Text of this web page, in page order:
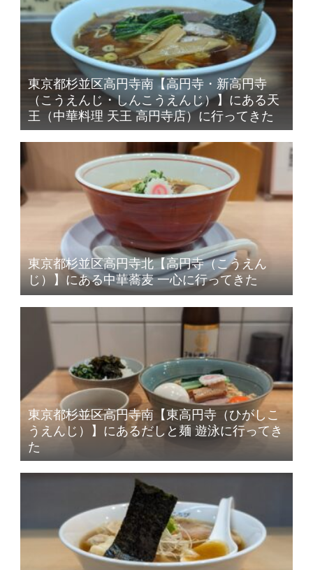
東京都杉並区高円寺南【高円寺・新高円寺
（こうえんじ・しんこうえんじ）】にある天
王（中華料理 天王 高円寺店）に行ってきた
東京都杉並区高円寺北【高円寺（こうえん
じ）】にある中華蕎麦 一心に行ってきた
東京都杉並区高円寺南【東高円寺（ひがしこ
うえんじ）】にあるだしと麺 遊泳に行ってき
た